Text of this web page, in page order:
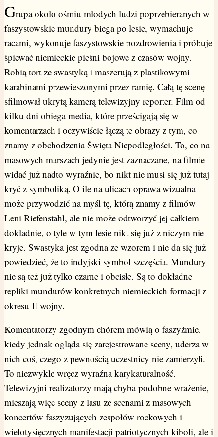
Grupa około ośmiu młodych ludzi poprzebieranych w
faszystowskie mundury biega po lesie, wymachuje
racami, wykonuje faszystowskie pozdrowienia i próbuje
śpiewać niemieckie pieśni bojowe z czasów wojny.
Robią tort ze swastyką i maszerują z plastikowymi
karabinami przewieszonymi przez ramię. Całą tę scenę
sfilmował ukrytą kamerą telewizyjny reporter. Film od
kilku dni obiega media, które prześcigają się w
komentarzach i oczywiście łączą te obrazy z tym, co
znamy z obchodzenia Święta Niepodległości. To, co na
masowych marszach jedynie jest zaznaczane, na filmie
widać już nadto wyraźnie, bo nikt nie musi się już tutaj
kryć z symboliką. O ile na ulicach oprawa wizualna
może przywodzić na myśl tę, którą znamy z filmów
Leni Riefenstahl, ale nie może odtworzyć jej całkiem
dokładnie, o tyle w tym lesie nikt się już z niczym nie
kryje. Swastyka jest zgodna ze wzorem i nie da się już
powiedzieć, że to indyjski symbol szczęścia. Mundury
nie są też już tylko czarne i obcisłe. Są to dokładne
repliki mundurów konkretnych niemieckich formacji z
okresu II wojny.
Komentatorzy zgodnym chórem mówią o faszyźmie,
kiedy jednak ogląda się zarejestrowane sceny, uderza w
nich coś, czego z pewnością uczestnicy nie zamierzyli.
To niezwykle wręcz wyraźna karykaturalność.
Telewizyjni realizatorzy mają chyba podobne wrażenie,
mieszają więc sceny z lasu ze scenami z masowych
koncertów faszyzujących zespołów rockowych i
wielotysięcznych manifestacji patriotycznych kiboli, ale i